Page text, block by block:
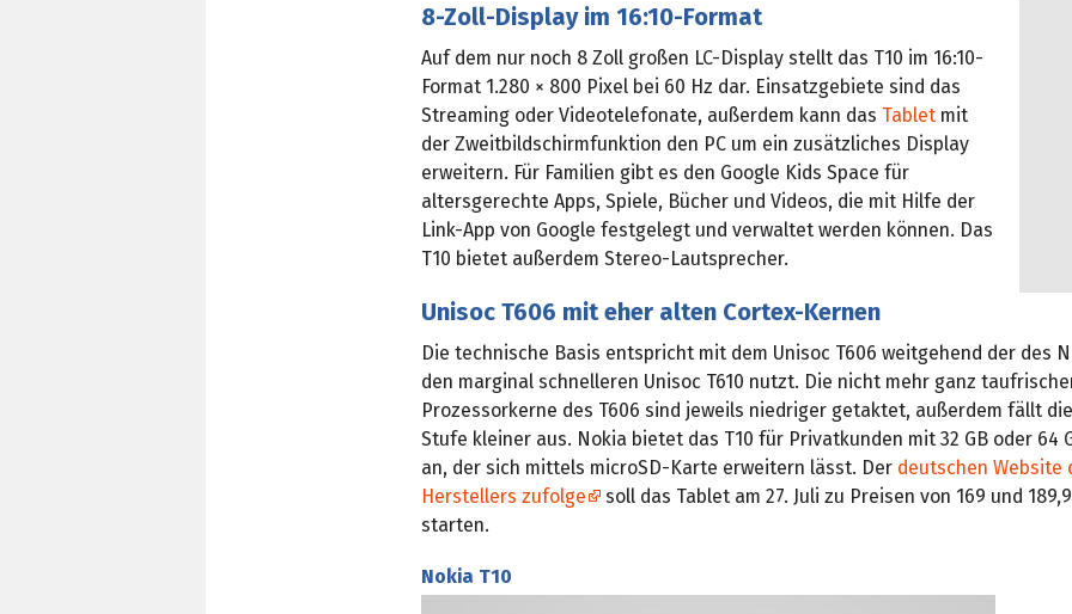
8-Zoll-Display im 16:10-Format
Auf dem nur noch 8 Zoll großen LC-Display stellt das T10 im 16:10-
Format 1.280 × 800 Pixel bei 60 Hz dar. Einsatzgebiete sind das
Streaming oder Videotelefonate, außerdem kann das Tablet mit
der Zweitbildschirmfunktion den PC um ein zusätzliches Display
erweitern. Für Familien gibt es den Google Kids Space für
altersgerechte Apps, Spiele, Bücher und Videos, die mit Hilfe der
Link-App von Google festgelegt und verwaltet werden können. Das
T10 bietet außerdem Stereo-Lautsprecher.
Unisoc T606 mit eher alten Cortex-Kernen
Die technische Basis entspricht mit dem Unisoc T606 weitgehend der des
den marginal schnelleren Unisoc T610 nutzt. Die nicht mehr ganz
Prozessorkerne des T606 sind jeweils niedriger getaktet, außerdem fällt
Stufe kleiner aus. Nokia bietet das T10 für Privatkunden mit 32 GB oder 64
an, der sich mittels microSD-Karte erweitern lässt. Der deutschen Website
Herstellers zufolge
soll das Tablet am 27. Juli zu Preisen von 169 und
starten.
Nokia T10